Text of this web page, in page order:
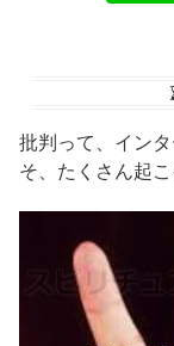
批判って、イン
そ、たくさん起こ